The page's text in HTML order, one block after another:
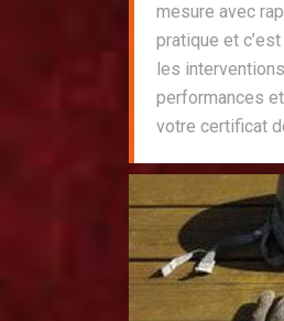
mesure avec
pratique et
les
performances
votre certificat